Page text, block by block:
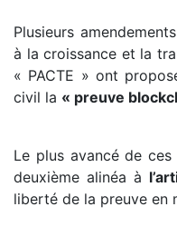
Plusieurs
à la croissance et la
« PACTE » ont
civil la « preuve
Le plus avancé de
deuxième alinéa à
liberté de la preuve en